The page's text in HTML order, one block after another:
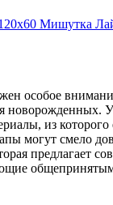
Мишутка
особое
новорожденных.
из
могут смело
предлагает